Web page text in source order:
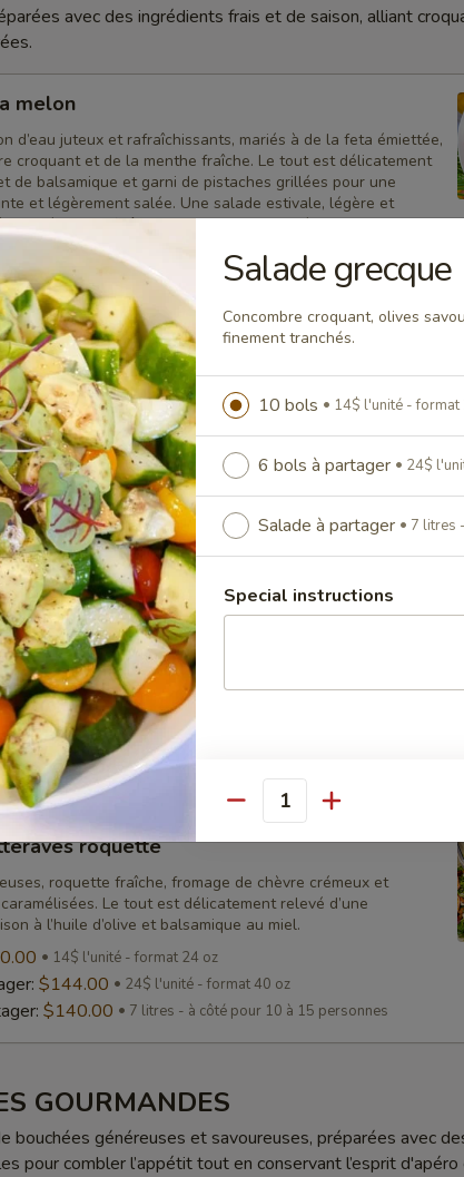
avec des ingrédients frais et de saison, alliant
melon
d’eau juteux et rafraîchissants, mariés à de la feta émiettée,
croquant et de la menthe fraîche. Le tout est délicatement
de balsamique et garni de pistaches grillées pour une
et légèrement salée. Une salade estivale, légère et
entre fraîcheur, douceur et acidité.
14$ l'unité - format 24 oz
$144.00 24$ l'unité - format 40 oz
7 litres - à côté pour 10 à 15 personnes
olives savoureuses, feta émiettée et oignons rouges
14$ l'unité - format 24 oz
$144.00 24$ l'unité - format 40 oz
$140.00 7 litres - à côté pour 10 à 15 personnes
rouge à l'asiatique
émincé, edamames, carottes râpées et arachides
enrobé d’une vinaigrette thaï aux notes sucrées-
14$ l'unité - format 24 oz
$144.00 24$ l'unité - format 40 oz
$140.00 7 litres - à côté pour 10 à 15 personnes
roquette
roquette fraîche, fromage de chèvre crémeux et
Le tout est délicatement relevé d’une
à l’huile d’olive et balsamique au miel.
14$ l'unité - format 24 oz
$144.00 24$ l'unité - format 40 oz
$140.00 7 litres - à côté pour 10 à 15 personnes
GOURMANDES
bouchées généreuses et savoureuses, préparées avec
pour combler l’appétit tout en conservant l’esprit
Salade grecque
Concombre croquant, olives
finement tranchés.
10 bols 14$ l'unité - format
6 bols à partager 24$
Salade à partager 7 litres
Special instructions
Quantity